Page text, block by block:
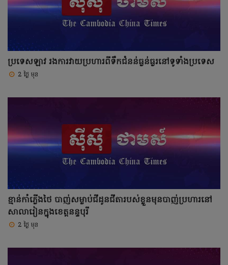
ប្រទេសឡាវ រងការវាយប្រហារពីទឹកជំនន់ធ្ងន់ធ្ងរនៅទូទាំងប្រទេស
2 ថ្ងៃ មុន
ខ្មាន់កាំភ្លើងថៃ បាញ់សម្លាប់ជីដូនជីតារបស់ខ្លួនមុនបាញ់ប្រហារនៅ
សាលារៀនក្នុងខេត្តនន្ទបុរី
2 ថ្ងៃ មុន